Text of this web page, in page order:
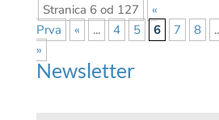
Stranica 6 od 127
«
Prva
« ... 4 5 6 7 8
»
Newsletter